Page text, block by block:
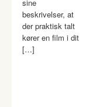
sine
beskrivelser, at
der praktisk talt
kører en film i dit
[…]